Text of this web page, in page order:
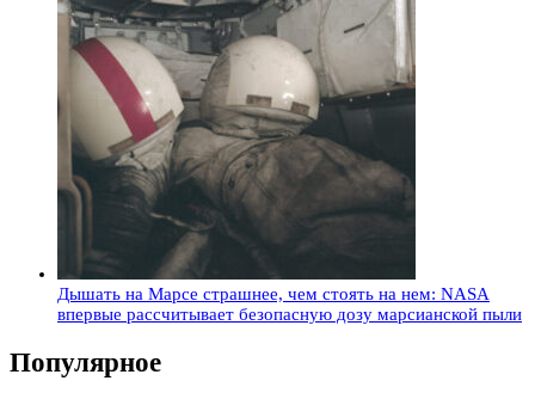
Дышать на Марсе страшнее, чем стоять на нем: NASA
впервые рассчитывает безопасную дозу марсианской пыли
Популярное